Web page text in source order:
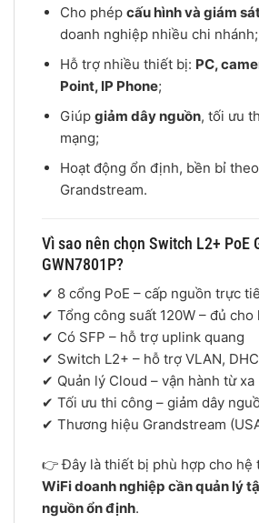
Cho phép cấu hình và giám
doanh nghiệp nhiều chi nhánh;
Hỗ trợ nhiều thiết bị: PC,
Point, IP Phone;
Giúp giảm dây nguồn, tối ưu
mạng;
Hoạt động ổn định, bền bỉ
Grandstream.
Vì sao nên chọn Switch L2+ PoE
GWN7801P?
✔ 8 cổng PoE – cấp nguồn trực
✔ Tổng công suất 120W – đủ cho
✔ Có SFP – hỗ trợ uplink quang
✔ Switch L2+ – hỗ trợ VLAN,
✔ Quản lý Cloud – vận hành từ xa
✔ Tối ưu thi công – giảm dây
✔ Thương hiệu Grandstream
👉 Đây là thiết bị phù hợp cho hệ
WiFi doanh nghiệp cần quản lý
nguồn ổn định.